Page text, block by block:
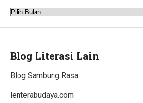
Arsip
Blog Literasi Lain
Blog Sambung Rasa
lenterabudaya.com